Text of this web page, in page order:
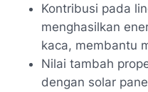
Kontribusi pada
menghasilkan
kaca, membantu
Nilai tambah
dengan solar